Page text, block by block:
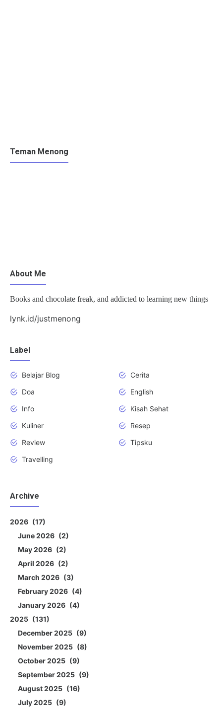
Teman Menong
About Me
Books and chocolate freak, and addicted to learning new things
lynk.id/justmenong
Label
Belajar Blog
Cerita
Doa
English
Info
Kisah Sehat
Kuliner
Resep
Review
Tipsku
Travelling
Archive
2026
17
June 2026
2
May 2026
2
April 2026
2
March 2026
3
February 2026
4
January 2026
4
2025
131
December 2025
9
November 2025
8
October 2025
9
September 2025
9
August 2025
16
July 2025
9